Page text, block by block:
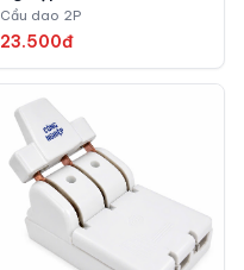
Cầu dao 2P
23.500đ